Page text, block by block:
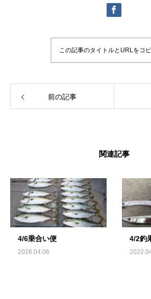
この記事のタイトルとURLをコ
前の記事
関連記事
4/6乗合い便
2026.04.06
4/2釣